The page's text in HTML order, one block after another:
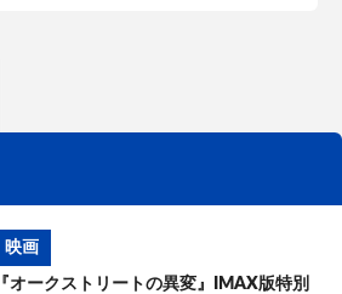
映画
『オークストリートの異変』IMAX版特別